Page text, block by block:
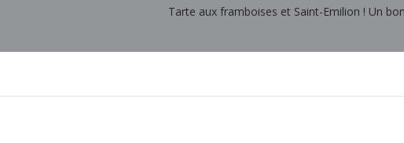
Tarte aux framboises et Saint-Emilion ! Un